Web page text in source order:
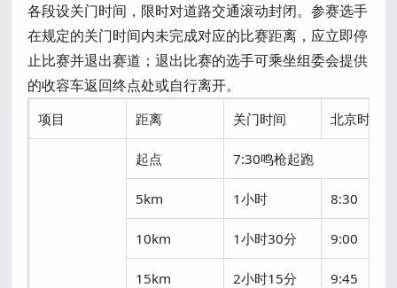
各段设关门时间，限时对道路交通滚动封闭。参赛选手
在规定的关门时间内未完成对应的比赛距离，应立即停
止比赛并退出赛道；退出比赛的选手可乘坐组委会提供
的收容车返回终点处或自行离开。
项目 距离 关门时间 北京时间
起点 7:30鸣枪起跑
5km 1小时 8:30
10km 1小时30分 9:00
15km 2小时15分 9:45